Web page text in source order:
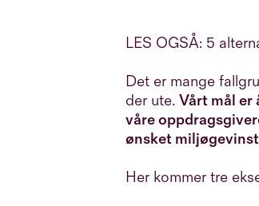
LES OGSÅ: 5
Det er mange
der ute.Vårt mål er
våre
ønsket
Her kommer tre